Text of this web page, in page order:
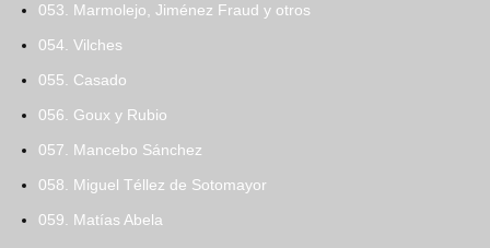
053. Marmolejo, Jiménez Fraud y otros
054. Vilches
055. Casado
056. Goux y Rubio
057. Mancebo Sánchez
058. Miguel Téllez de Sotomayor
059. Matías Abela